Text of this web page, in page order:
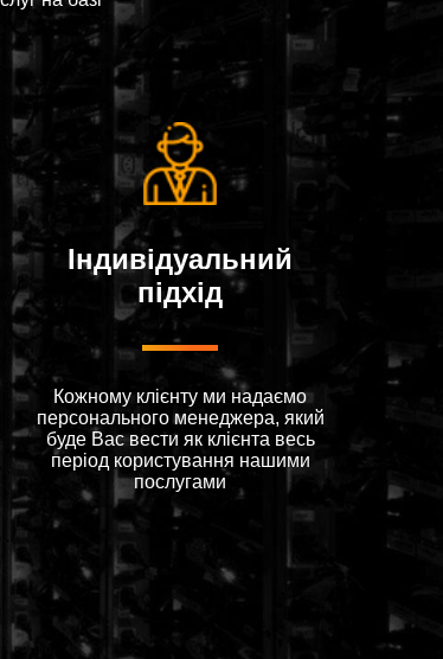
Індивідуальний
підхід
Кожному клієнту ми надаємо
персонального менеджера, який
буде Вас вести як клієнта весь
період користування нашими
послугами